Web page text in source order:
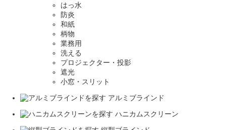
はっ水
防炎
和紙
柄物
業務用
洗える
プロジェクター・投影
遮光
小窓・スリット
アルミブラインド
ハニカムスクリーン